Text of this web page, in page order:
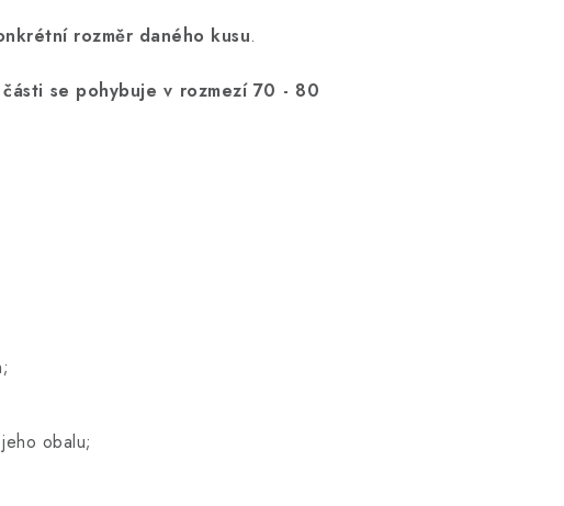
rozměr daného kusu.
se pohybuje v rozmezí 70 - 80
obalu;